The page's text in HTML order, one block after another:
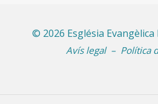
© 2026 Església
Avís legal– Política